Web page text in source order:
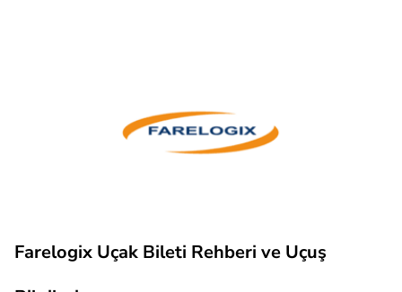
Farelogix Uçak Bileti Rehberi ve Uçuş